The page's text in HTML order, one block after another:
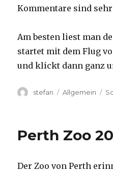
Kommentare sind
Am besten liest man
startet mit dem Flug
und klickt dann ganz
Autor
stefan Kategorien
Allgemein
Perth Zoo
Der Zoo von Perth